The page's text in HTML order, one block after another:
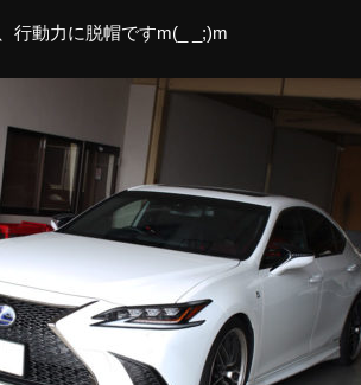
行動力に脱帽ですm(_ _;)m